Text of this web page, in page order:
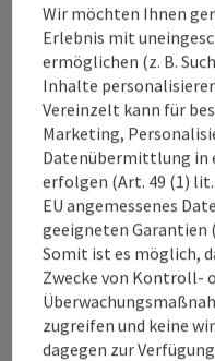
4580 Windischgarsten
+43 50 360 360 360
InstagramFacebook
Wir möchten Ihnen
Erlebnis mit
ermöglichen (z. B.
Inhalte
Vereinzelt kann für
Marketing,
Datenübermittlung in
erfolgen (Art. 49 (1) lit.
EU angemessenes
geeigneten Garantien
Somit ist es möglich,
Zwecke von Kontroll-
zugreifen und keine
dagegen zur